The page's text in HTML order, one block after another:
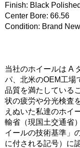
Finish: Black
Center Bore: 66.56
Condition: Brand New
当社のホイールは A
パ、北米のOEM工場
品質を満たしている
状の疲労や分光検査
えぬいた私達のホイ
輸省（現国土交通省
イールの技術基準」
に付される記号）に